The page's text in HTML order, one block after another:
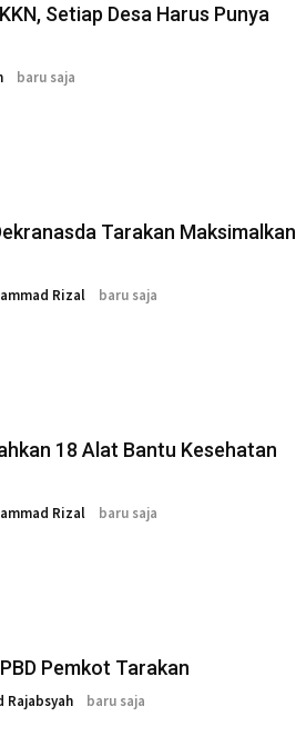
Setiap Desa Harus Punya
baru saja
Tarakan Maksimalkan
Rizal baru saja
18 Alat Bantu Kesehatan
Rizal baru saja
Pemkot Tarakan
Rajabsyah baru saja